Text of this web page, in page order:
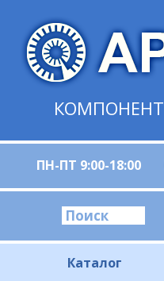
ПН-ПТ 9:00-18:00
Каталог